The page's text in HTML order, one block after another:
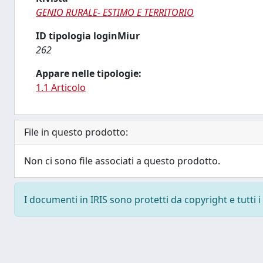
GENIO RURALE- ESTIMO E TERRITORIO
ID tipologia loginMiur
262
Appare nelle tipologie:
1.1 Articolo
File in questo prodotto:
Non ci sono file associati a questo prodotto.
I documenti in IRIS sono protetti da copyright e tutti